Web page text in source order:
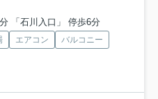
「石川入口」 停歩6分
エアコン
バルコニー